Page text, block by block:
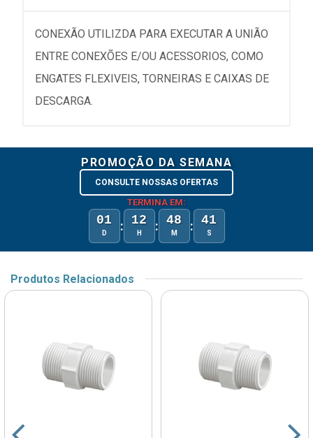
CONEXÃO UTILIZDA PARA EXECUTAR A UNIÃO
ENTRE CONEXÕES E/OU ACESSORIOS, COMO
ENGATES FLEXIVEIS, TORNEIRAS E CAIXAS DE
DESCARGA.
PROMOÇÃO DA SEMANA
CONSULTE NOSSAS OFERTAS
TERMINA EM:
01
D : 12
H : 48
M : 41
S
Produtos Relacionados